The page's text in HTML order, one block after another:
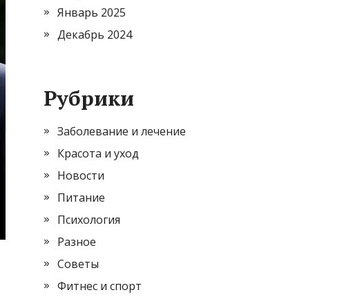
Январь 2025
Декабрь 2024
Рубрики
Заболевание и лечение
Красота и уход
Новости
Питание
Психология
Разное
Советы
Фитнес и спорт